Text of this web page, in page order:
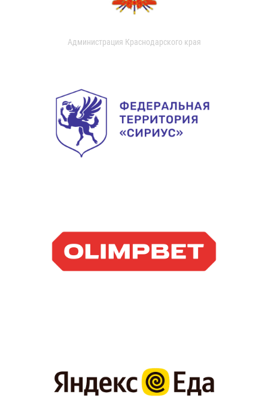
Администрация Краснодарского края